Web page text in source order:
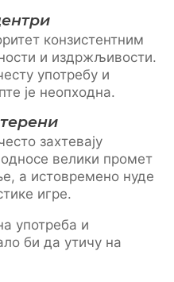
конзистентним
и издржљивости.
употребу и
је неопходна.
захтевају
велики промет
а истовремено нуде
игре.
употреба и
би да утичу на